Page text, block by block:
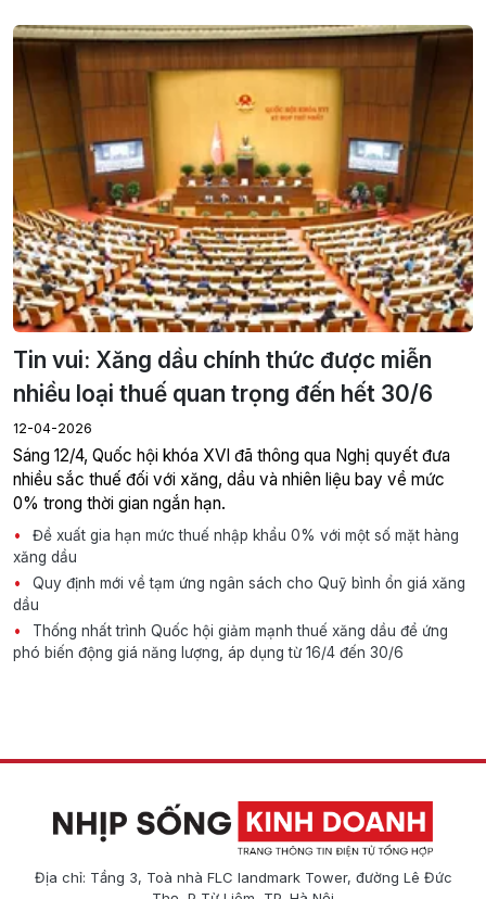
Tin vui: Xăng dầu chính thức được miễn
nhiều loại thuế quan trọng đến hết 30/6
12-04-2026
Sáng 12/4, Quốc hội khóa XVI đã thông qua Nghị quyết đưa
nhiều sắc thuế đối với xăng, dầu và nhiên liệu bay về mức
0% trong thời gian ngắn hạn.
Đề xuất gia hạn mức thuế nhập khẩu 0% với một số mặt hàng
xăng dầu
Quy định mới về tạm ứng ngân sách cho Quỹ bình ổn giá xăng
dầu
Thống nhất trình Quốc hội giảm mạnh thuế xăng dầu để ứng
phó biến động giá năng lượng, áp dụng từ 16/4 đến 30/6
Địa chỉ: Tầng 3, Toà nhà FLC landmark Tower, đường Lê Đức